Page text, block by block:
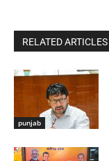
RELATED ARTICLES
punjab